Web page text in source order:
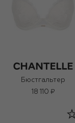
Бюстгальтер
18 110 ₽